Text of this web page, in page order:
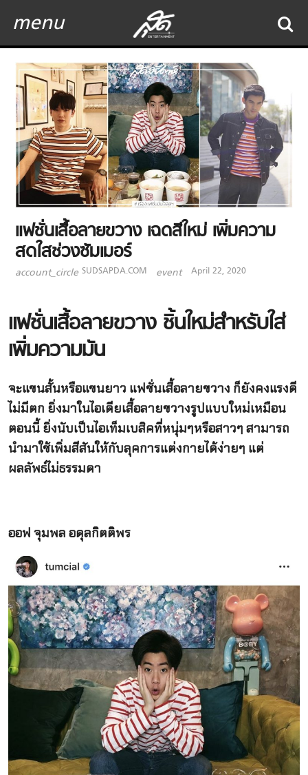
menu
แฟชั่นเสื้อลายขวาง เฉดสีใหม่ เพิ่มความ
สดใสช่วงซัมเมอร์
account_circle SUDSAPDA.COM event April 22, 2020
แฟชั่นเสื้อลายขวาง ชิ้นใหม่สำหรับใส่
เพิ่มความมัน
จะแขนสั้นหรือแขนยาว แฟชั่นเสื้อลายขวาง ก็ยังคงแรงดี
ไม่มีตก ยิ่งมาในไอเดียเสื้อลายขวางรูปแบบใหม่เหมือน
ตอนนี้ ยิ่งนับเป็นไอเท็มเบสิคที่หนุ่มๆหรือสาวๆ สามารถ
นำมาใช้เพิ่มสีสันให้กับลุคการแต่งกายได้ง่ายๆ แต่
ผลลัพธ์ไม่ธรรมดา
ออฟ จุมพล อดุลกิตติพร